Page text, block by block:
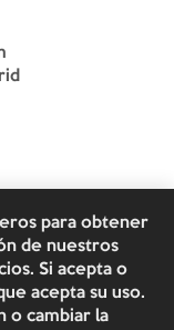
para obtener
de nuestros
Si acepta o
acepta su uso.
o cambiar la